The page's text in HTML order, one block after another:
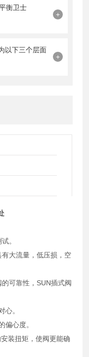
衡卫士
+
以下三个层面
+
。
大流量，低压损，空
可靠性，SUN插式阀
心。
偏心度。
装扭矩，使阀更能确